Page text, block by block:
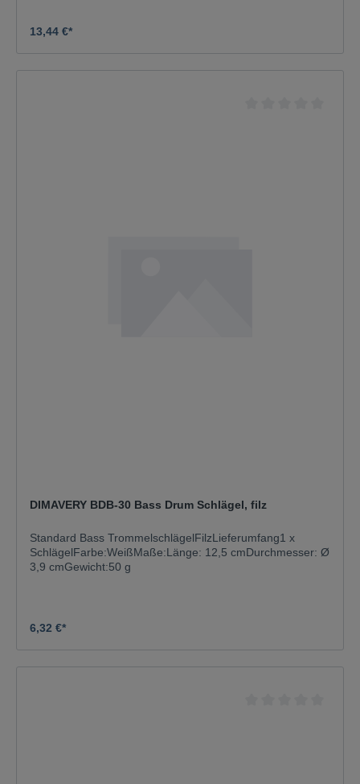
13,44 €*
DIMAVERY BDB-30 Bass Drum Schlägel, filz
Standard Bass TrommelschlägelFilzLieferumfang1 x
SchlägelFarbe:WeißMaße:Länge: 12,5 cmDurchmesser: Ø
3,9 cmGewicht:50 g
6,32 €*